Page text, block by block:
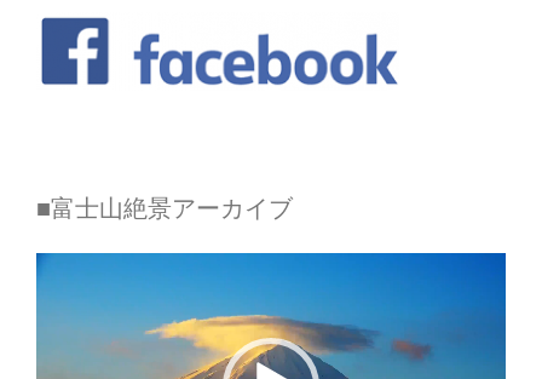
ョ
ン
■富士山絶景アーカイブ
動